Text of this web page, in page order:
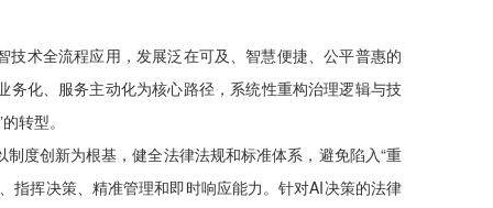
术全流程应用，发展泛在可及、智慧便捷、公平普惠的
化、服务主动化为核心路径，系统性重构治理逻辑与技
转型。
度创新为根基，健全法律法规和标准体系，避免陷入“重
指挥决策、精准管理和即时响应能力。针对AI决策的法律